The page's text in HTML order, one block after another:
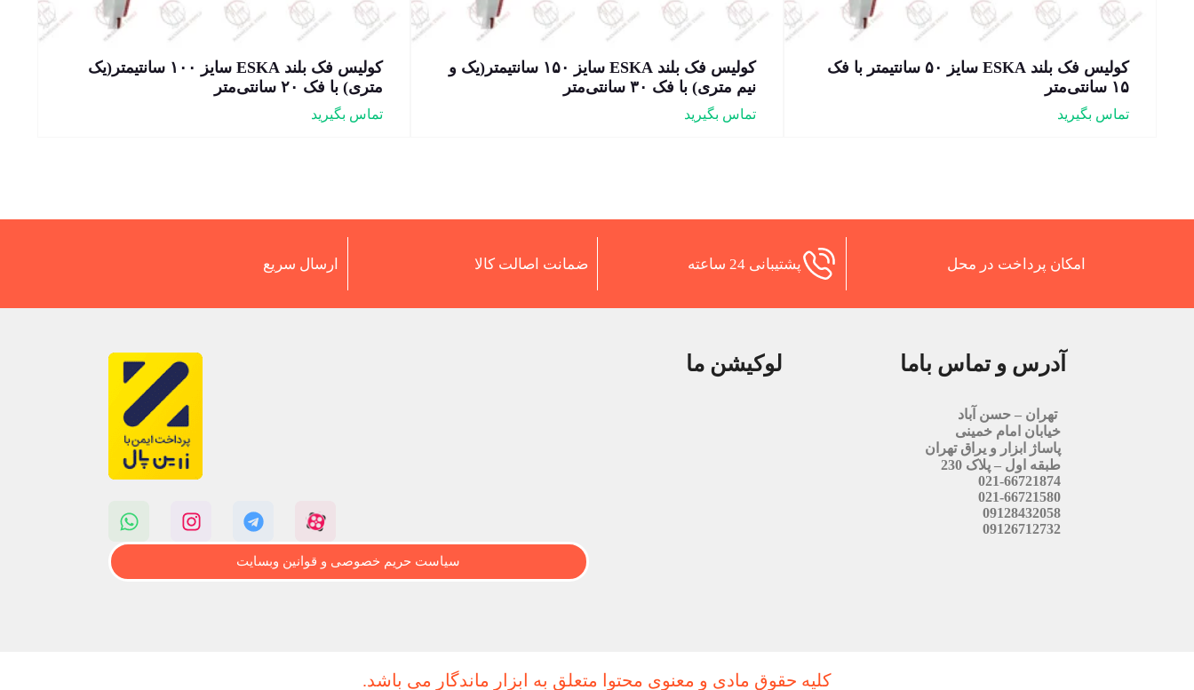
کولیس فک بلند ESKA سایز ۵۰ سانتیمتر با فک
۱۵ سانتی‌متر
تماس بگیرید
کولیس فک بلند ESKA سایز ۱۵۰ سانتیمتر(یک و
نیم متری) با فک ۳۰ سانتی‌متر
تماس بگیرید
کولیس فک بلند ESKA سایز ۱۰۰ سانتیمتر(یک
متری) با فک ۲۰ سانتی‌متر
تماس بگیرید
امکان پرداخت در محل پشتیبانی 24 ساعته ضمانت اصالت کالا ارسال سریع
آدرس و تماس باما
تهران – حسن آباد
خیابان امام خمینی
پاساژ ابزار و یراق تهران
طبقه اول – پلاک 230
021-66721874
021-66721580
09128432058
09126712732
لوکیشن ما
سیاست حریم خصوصی و قوانین وبسایت
کلیه حقوق مادی و معنوی محتوا متعلق به ابزار ماندگار می باشد.